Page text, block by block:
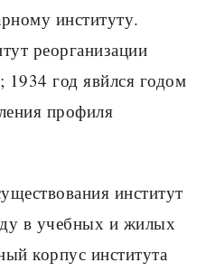
институту.
ре­организации
1934 год явйлся годом
профиля
ин­ститут
в учебных и жи­лых
корпус институ­та